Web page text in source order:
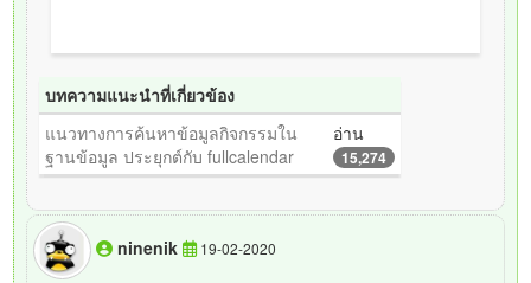
บทความแนะนำที่เกี่ยวข้อง
แนวทางการค้นหาข้อมูลกิจกรรมใน
ฐานข้อมูล ประยุกต์กับ fullcalendar
อ่าน
15,274
ninenik 19-02-2020